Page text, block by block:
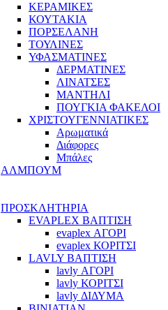
ΚΕΡΑΜΙΚΕΣ
ΚΟΥΤΑΚΙΑ
ΠΟΡΣΕΛΑΝΗ
ΤΟΥΛΙΝΕΣ
ΥΦΑΣΜΑΤΙΝΕΣ
ΔΕΡΜΑΤΙΝΕΣ
ΛΙΝΑΤΣΕΣ
ΜΑΝΤΗΛΙ
ΠΟΥΓΚΙΑ ΦΑΚΕΛΟΙ
ΧΡΙΣΤΟΥΓΕΝΝΙΑΤΙΚΕΣ
Αρωματικά
Διάφορες
Μπάλες
ΑΛΜΠΟΥΜ
ΠΡΟΣΚΛΗΤΗΡΙΑ
EVAPLEX ΒΑΠΤΙΣΗ
evaplex ΑΓΟΡΙ
evaplex ΚΟΡΙΤΣΙ
LAVLY ΒΑΠΤΙΣΗ
lavly ΑΓΟΡΙ
lavly ΚΟΡΙΤΣΙ
lavly ΔΙΔΥΜΑ